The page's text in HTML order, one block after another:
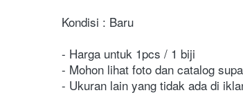
Kondisi : Baru
- Harga untuk 1pcs / 1 biji
- Mohon lihat foto dan catalog
- Ukuran lain yang tidak ada di